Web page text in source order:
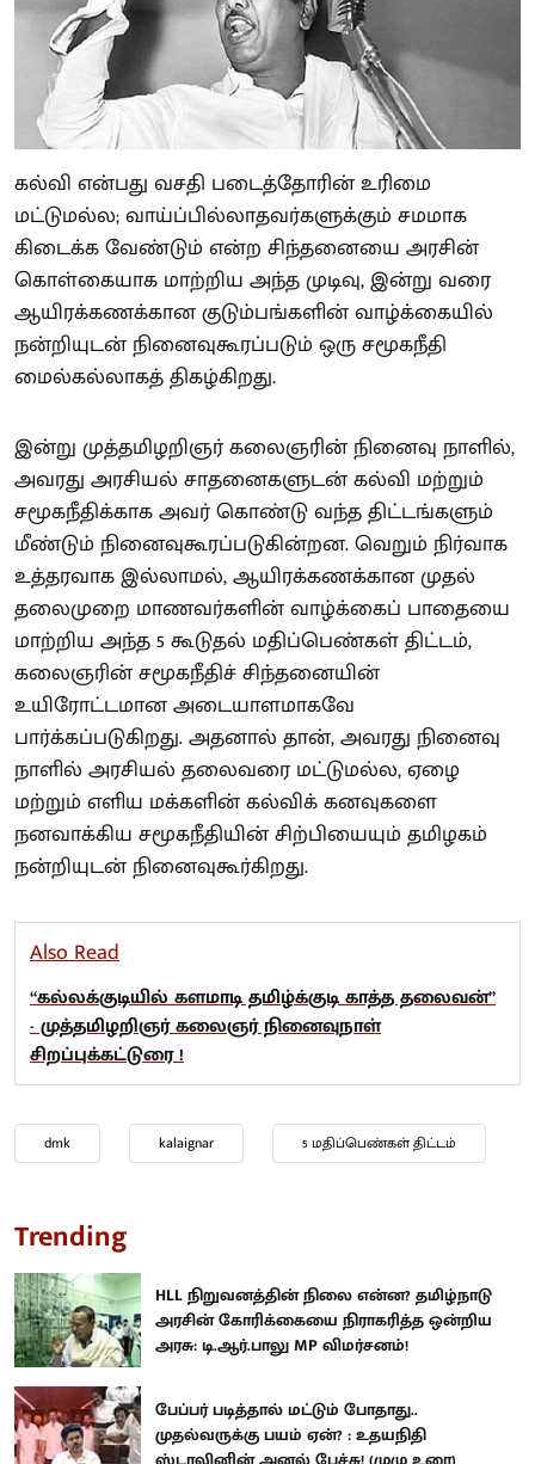
கல்வி என்பது வசதி படைத்தோரின் உரிமை
மட்டுமல்ல; வாய்ப்பில்லாதவர்களுக்கும் சமமாக
கிடைக்க வேண்டும் என்ற சிந்தனையை அரசின்
கொள்கையாக மாற்றிய அந்த முடிவு, இன்று வரை
ஆயிரக்கணக்கான குடும்பங்களின் வாழ்க்கையில்
நன்றியுடன் நினைவுகூரப்படும் ஒரு சமூகநீதி
மைல்கல்லாகத் திகழ்கிறது.
இன்று முத்தமிழறிஞர் கலைஞரின் நினைவு நாளில்,
அவரது அரசியல் சாதனைகளுடன் கல்வி மற்றும்
சமூகநீதிக்காக அவர் கொண்டு வந்த திட்டங்களும்
மீண்டும் நினைவுகூரப்படுகின்றன. வெறும் நிர்வாக
உத்தரவாக இல்லாமல், ஆயிரக்கணக்கான முதல்
தலைமுறை மாணவர்களின் வாழ்க்கைப் பாதையை
மாற்றிய அந்த 5 கூடுதல் மதிப்பெண்கள் திட்டம்,
கலைஞரின் சமூகநீதிச் சிந்தனையின்
உயிரோட்டமான அடையாளமாகவே
பார்க்கப்படுகிறது. அதனால் தான், அவரது நினைவு
நாளில் அரசியல் தலைவரை மட்டுமல்ல, ஏழை
மற்றும் எளிய மக்களின் கல்விக் கனவுகளை
நனவாக்கிய சமூகநீதியின் சிற்பியையும் தமிழகம்
நன்றியுடன் நினைவுகூர்கிறது.
Also Read
“கல்லக்குடியில் களமாடி தமிழ்க்குடி காத்த தலைவன்”
- முத்தமிழறிஞர் கலைஞர் நினைவுநாள்
சிறப்புக்கட்டுரை !
dmk kalaignar 5 மதிப்பெண்கள் திட்டம்
Trending
HLL நிறுவனத்தின் நிலை என்ன? தமிழ்நாடு
அரசின் கோரிக்கையை நிராகரித்த ஒன்றிய
அரசு: டி.ஆர்.பாலு MP விமர்சனம்!
பேப்பர் படித்தால் மட்டும் போதாது..
முதல்வருக்கு பயம் ஏன்? : உதயநிதி